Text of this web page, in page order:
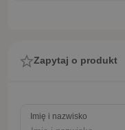
Zapytaj o produkt
Imię i nazwisko